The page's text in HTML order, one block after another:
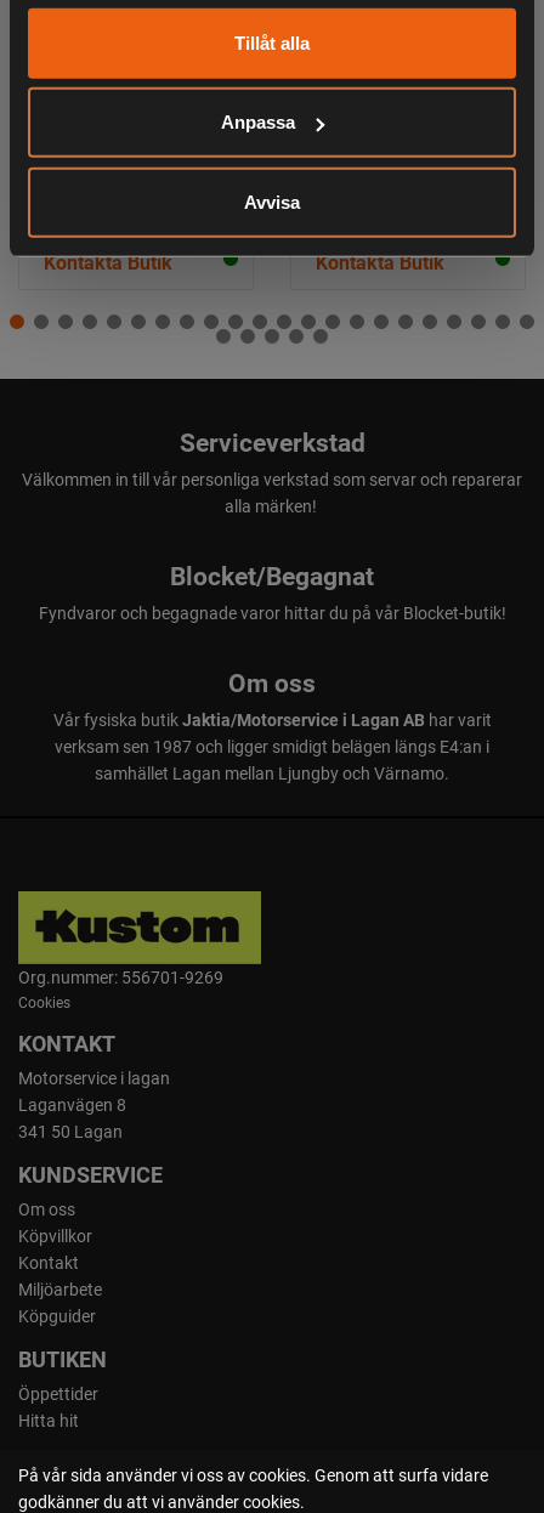
Tillåt alla
Anpassa
Avvisa
Touring CFMoto
Kontakta Butik
CFMoto
Kontakta Butik
Serviceverkstad
Välkommen in till vår personliga verkstad som servar och reparerar
alla märken!
Blocket/Begagnat
Fyndvaror och begagnade varor hittar du på vår Blocket-butik!
Om oss
Vår fysiska butikJaktia/Motorservice i Lagan ABhar varit
verksam sen 1987 och ligger smidigt belägen längs E4:an i
samhället Lagan mellan Ljungby och Värnamo.
Org.nummer: 556701-9269
Cookies
KONTAKT
Motorservice i lagan
Laganvägen 8
341 50 Lagan
KUNDSERVICE
Om oss
Köpvillkor
Kontakt
Miljöarbete
Köpguider
BUTIKEN
Öppettider
Hitta hit
På vår sida använder vi oss av cookies. Genom att surfa vidare
godkänner du att vi använder cookies.